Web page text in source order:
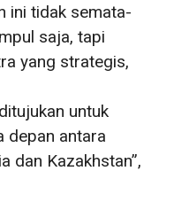
ini tidak semata-
saja, tapi
yang strategis,
untuk
depan antara
dan Kazakhstan”,